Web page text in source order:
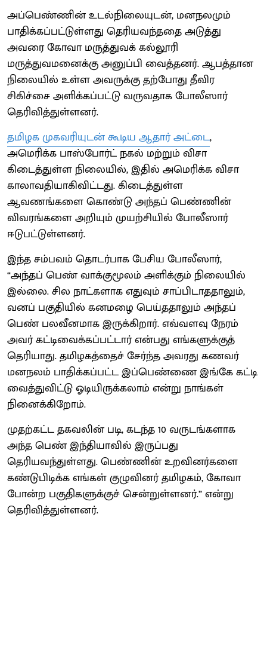
அப்பெண்ணின் உடல்நிலையுடன், மனநலமும்
பாதிக்கப்பட்டுள்ளது தெரியவந்ததை அடுத்து
அவரை கோவா மருத்துவக் கல்லூரி
மருத்துவமனைக்கு அனுப்பி வைத்தனர். ஆபத்தான
நிலையில் உள்ள அவருக்கு தற்போது தீவிர
சிகிச்சை அளிக்கப்பட்டு வருவதாக போலீஸார்
தெரிவித்துள்ளனர்.
தமிழக முகவரியுடன் கூடிய ஆதார் அட்டை,
அமெரிக்க பாஸ்போர்ட் நகல் மற்றும் விசா
கிடைத்துள்ள நிலையில், இதில் அமெரிக்க விசா
காலாவதியாகிவிட்டது. கிடைத்துள்ள
ஆவணங்களை கொண்டு அந்தப் பெண்ணின்
விவரங்களை அறியும் முயற்சியில் போலீஸார்
ஈடுபட்டுள்ளனர்.
இந்த சம்பவம் தொடர்பாக பேசிய போலீஸார்,
“அந்தப் பெண் வாக்குமூலம் அளிக்கும் நிலையில்
இல்லை. சில நாட்களாக எதுவும் சாப்பிடாததாலும்,
வனப் பகுதியில் கனமழை பெய்ததாலும் அந்தப்
பெண் பலவீனமாக இருக்கிறார். எவ்வளவு நேரம்
அவர் கட்டிவைக்கப்பட்டார் என்பது எங்களுக்குத்
தெரியாது. தமிழகத்தைச் சேர்ந்த அவரது கணவர்
மனநலம் பாதிக்கப்பட்ட இப்பெண்ணை இங்கே கட்டி
வைத்துவிட்டு ஓடியிருக்கலாம் என்று நாங்கள்
நினைக்கிறோம்.
முதற்கட்ட தகவலின் படி, கடந்த 10 வருடங்களாக
அந்த பெண் இந்தியாவில் இருப்பது
தெரியவந்துள்ளது. பெண்ணின் உறவினர்களை
கண்டுபிடிக்க எங்கள் குழுவினர் தமிழகம், கோவா
போன்ற பகுதிகளுக்குச் சென்றுள்ளனர்.” என்று
தெரிவித்துள்ளனர்.